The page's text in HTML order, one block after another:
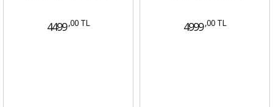
4499 ,00 TL 4999 ,00 TL